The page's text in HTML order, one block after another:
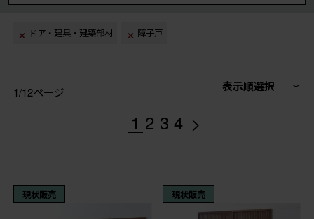
ドア・建具・建築部材 障子戸
1/12ページ 表示順選択
1 2 3 4 >
現状販売 現状販売